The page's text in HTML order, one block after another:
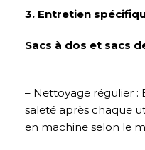
3. Entretien
Sacs à dos et sacs
– Nettoyage régulier :
saleté après chaque
en machine selon le